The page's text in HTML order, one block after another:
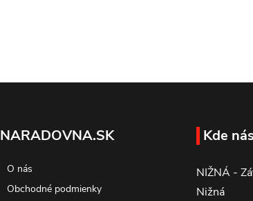
NARADOVNA.SK
O nás
Obchodné podmienky
Kde
NIŽNÁ -
Nižná